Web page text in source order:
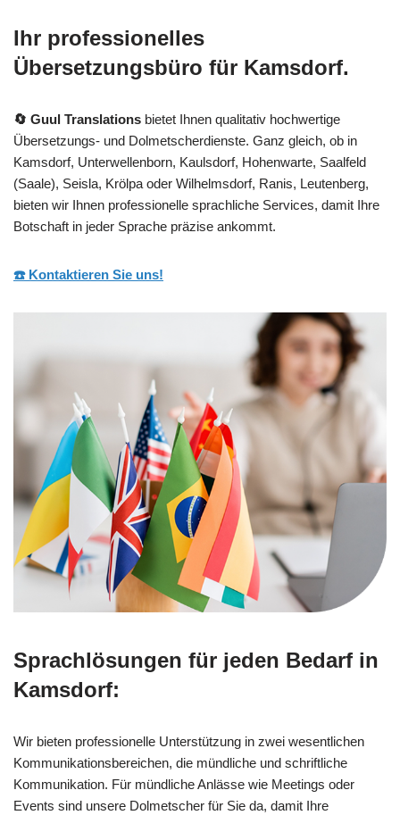
Ihr professionelles
Übersetzungsbüro für Kamsdorf.
🔄 Guul Translations bietet Ihnen qualitativ hochwertige
Übersetzungs- und Dolmetscherdienste. Ganz gleich, ob in
Kamsdorf, Unterwellenborn, Kaulsdorf, Hohenwarte, Saalfeld
(Saale), Seisla, Krölpa oder Wilhelmsdorf, Ranis, Leutenberg,
bieten wir Ihnen professionelle sprachliche Services, damit Ihre
Botschaft in jeder Sprache präzise ankommt.
☎️ Kontaktieren Sie uns!
Sprachlösungen für jeden Bedarf in
Kamsdorf:
Wir bieten professionelle Unterstützung in zwei wesentlichen
Kommunikationsbereichen, die mündliche und schriftliche
Kommunikation. Für mündliche Anlässe wie Meetings oder
Events sind unsere Dolmetscher für Sie da, damit Ihre